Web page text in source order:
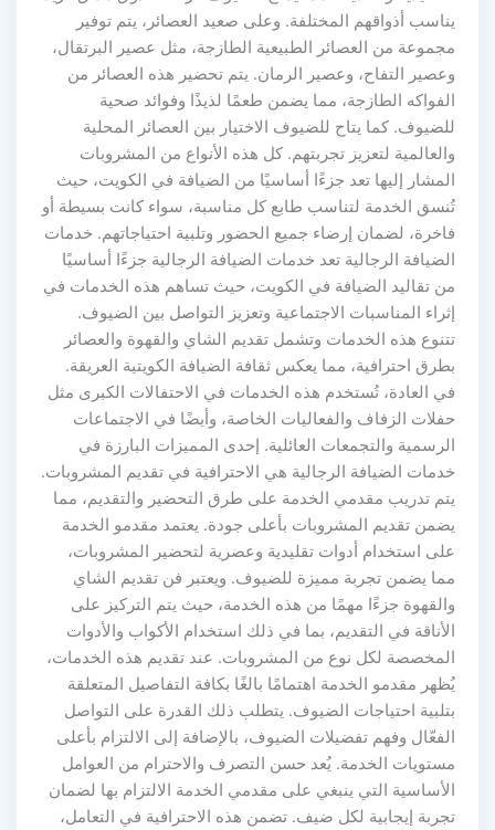
يناسب أذواقهم المختلفة. وعلى صعيد العصائر، يتم توفير
مجموعة من العصائر الطبيعية الطازجة، مثل عصير البرتقال،
وعصير التفاح، وعصير الرمان. يتم تحضير هذه العصائر من
الفواكه الطازجة، مما يضمن طعمًا لذيذًا وفوائد صحية
للضيوف. كما يتاح للضيوف الاختيار بين العصائر المحلية
والعالمية لتعزيز تجربتهم. كل هذه الأنواع من المشروبات
المشار إليها تعد جزءًا أساسيًا من الضيافة في الكويت، حيث
تُنسق الخدمة لتناسب طابع كل مناسبة، سواء كانت بسيطة أو
فاخرة، لضمان إرضاء جميع الحضور وتلبية احتياجاتهم. خدمات
الضيافة الرجالية تعد خدمات الضيافة الرجالية جزءًا أساسيًا
من تقاليد الضيافة في الكويت، حيث تساهم هذه الخدمات في
إثراء المناسبات الاجتماعية وتعزيز التواصل بين الضيوف.
تتنوع هذه الخدمات وتشمل تقديم الشاي والقهوة والعصائر
بطرق احترافية، مما يعكس ثقافة الضيافة الكويتية العريقة.
في العادة، تُستخدم هذه الخدمات في الاحتفالات الكبرى مثل
حفلات الزفاف والفعاليات الخاصة، وأيضًا في الاجتماعات
الرسمية والتجمعات العائلية. إحدى المميزات البارزة في
خدمات الضيافة الرجالية هي الاحترافية في تقديم المشروبات.
يتم تدريب مقدمي الخدمة على طرق التحضير والتقديم، مما
يضمن تقديم المشروبات بأعلى جودة. يعتمد مقدمو الخدمة
على استخدام أدوات تقليدية وعصرية لتحضير المشروبات،
مما يضمن تجربة مميزة للضيوف. ويعتبر فن تقديم الشاي
والقهوة جزءًا مهمًا من هذه الخدمة، حيث يتم التركيز على
الأناقة في التقديم، بما في ذلك استخدام الأكواب والأدوات
المخصصة لكل نوع من المشروبات. عند تقديم هذه الخدمات،
يُظهر مقدمو الخدمة اهتمامًا بالغًا بكافة التفاصيل المتعلقة
بتلبية احتياجات الضيوف. يتطلب ذلك القدرة على التواصل
الفعّال وفهم تفضيلات الضيوف، بالإضافة إلى الالتزام بأعلى
مستويات الخدمة. يُعد حسن التصرف والاحترام من العوامل
الأساسية التي ينبغي على مقدمي الخدمة الالتزام بها لضمان
تجربة إيجابية لكل ضيف. تضمن هذه الاحترافية في التعامل،